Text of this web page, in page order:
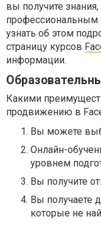
вы получите
профессиональным
узнать об этом
страницу курсов
информации.
Какими
продвижению в
Вы можете
Онлайн-
уровнем
Вы получите
Вы получаете
которые не